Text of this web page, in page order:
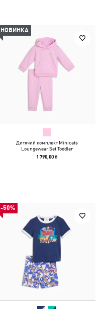
НОВИНКА
Дитячий комплект Minicats
Loungewear Set Toddler
1 790,00 ₴
-50%